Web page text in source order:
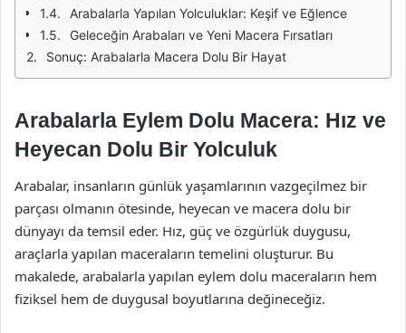
Arabalarla Yapılan Yolculuklar: Keşif ve Eğlence
Geleceğin Arabaları ve Yeni Macera Fırsatları
Sonuç: Arabalarla Macera Dolu Bir Hayat
Arabalarla Eylem Dolu Macera: Hız ve
Heyecan Dolu Bir Yolculuk
Arabalar, insanların günlük yaşamlarının vazgeçilmez bir
parçası olmanın ötesinde, heyecan ve macera dolu bir
dünyayı da temsil eder. Hız, güç ve özgürlük duygusu,
araçlarla yapılan maceraların temelini oluşturur. Bu
makalede, arabalarla yapılan eylem dolu maceraların hem
fiziksel hem de duygusal boyutlarına değineceğiz.